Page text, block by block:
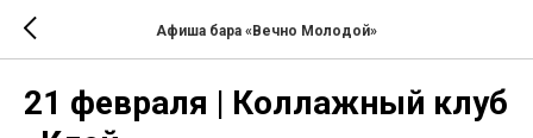
Афиша бара «Вечно Молодой»
21 февраля | Коллажный клуб